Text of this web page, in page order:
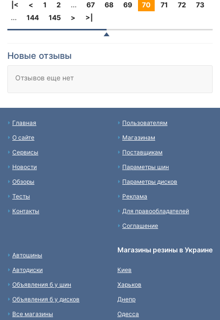
|< < 1 2 ... 67 68 69 70 71 72
73
...
144 145 > >|
Новые отзывы
Отзывов еще нет
Главная
О сайте
Сервисы
Новости
Обзоры
Тесты
Контакты
Пользователям
Магазинам
Поставщикам
Параметры шин
Параметры дисков
Реклама
Для правообладателей
Соглашение
Автошины
Автодиски
Объявления б у шин
Объявления б у дисков
Все магазины
Магазины резины в Украине
Киев
Харьков
Днепр
Одесса